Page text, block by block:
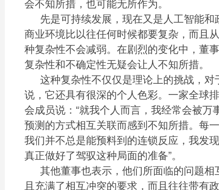
会不知所措，也可能无所作为。
先是可持续发展，现在又是人工智能
商业环境比以往任何时候都要复杂，而且
种复杂性不会减弱。在剧烈的变化中，董
复杂性和不确定性无疑会让人不知所措。
这种复杂性不仅仅是理论上的挑战，
说，它还具有很深的个人色彩。一家全球
会成员说：“就我个人而言，我经常会被万
预测的方式相互关联而感到不知所措。每
我们并不总是能预料到的连锁反应，我发
真正做好了驾驭这种局面的准备”。
其他董事也表示，他们所面临的问题
且充满了相互冲突的要求，而且往往带有